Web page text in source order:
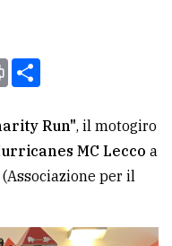
Print
Run", il motogiro
MC Lecco a
(Associazione per il